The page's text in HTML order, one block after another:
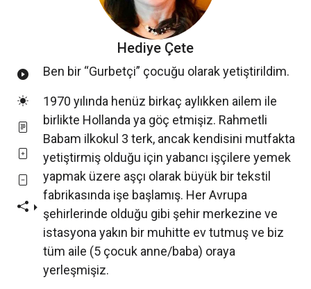
Hediye Çete
Ben bir “Gurbetçi” çocuğu olarak yetiştirildim.
1970 yılında henüz birkaç aylıkken ailem ile
birlikte Hollanda ya göç etmişiz. Rahmetli
Babam ilkokul 3 terk, ancak kendisini mutfakta
yetiştirmiş olduğu için yabancı işçilere yemek
yapmak üzere aşçı olarak büyük bir tekstil
fabrikasında işe başlamış. Her Avrupa
şehirlerinde olduğu gibi şehir merkezine ve
istasyona yakın bir muhitte ev tutmuş ve biz
tüm aile (5 çocuk anne/baba) oraya
yerleşmişiz.